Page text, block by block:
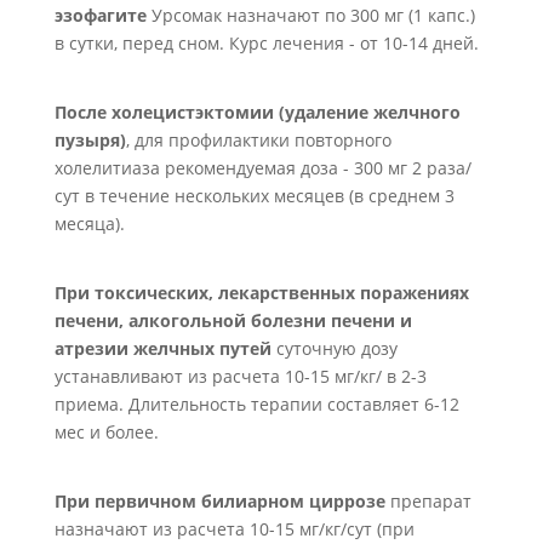
эзофагитеУрсомак назначают по 300 мг (1 капс.)
в сутки, перед сном. Курс лечения - от 10-14 дней.
После холецистэктомии (удаление желчного
пузыря), для профилактики повторного
холелитиаза рекомендуемая доза - 300 мг 2 раза/
сут в течение нескольких месяцев (в среднем 3
месяца).
При токсических, лекарственных поражениях
печени, алкогольной болезни печени и
атрезии желчных путей суточную дозу
устанавливают из расчета 10-15 мг/кг/ в 2-3
приема. Длительность терапии составляет 6-12
мес и более.
При первичном билиарном циррозепрепарат
назначают из расчета 10-15 мг/кг/сут (при